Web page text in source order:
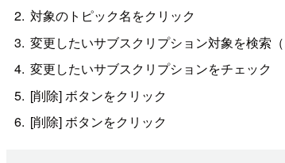
対象のトピック名をクリック
変更したいサブスクリプション対象を検索
変更したいサブスクリプションをチェック
[削除] ボタンをクリック
[削除] ボタンをクリック